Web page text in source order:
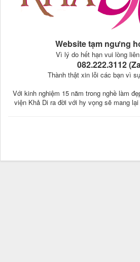
Website tạm ngưng
Vì lý do hết hạn vui lòng
082.222.3112
Thành thật xin lỗi các bạn vì
Với kinh nghiệm 15 năm trong nghề làm
viện Khả Di ra đời với hy vọng sẽ mang